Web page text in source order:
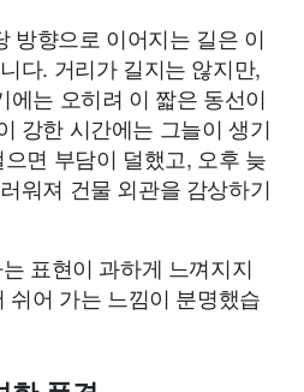
방향으로 이어지는 길은 이
다. 거리가 길지는 않지만,
에는 오히려 이 짧은 동선이
강한 시간에는 그늘이 생기
면 부담이 덜했고, 오후 늦
워져 건물 외관을 감상하기
는 표현이 과하게 느껴지지
쉬어 가는 느낌이 분명했습